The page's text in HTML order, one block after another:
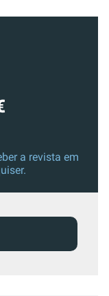
a revista em